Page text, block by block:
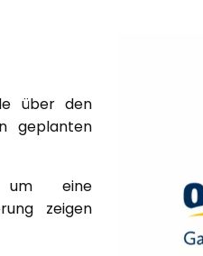
über den
geplanten
um eine
zeigen